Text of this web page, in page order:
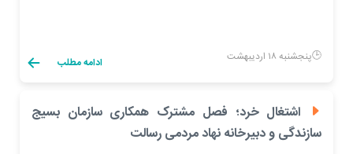
پنجشنبه ۱۸ اردیبهشت ادامه مطلب
اشتغال خرد؛ فصل مشترک همکاری سازمان بسیج
سازندگی و دبیرخانه نهاد مردمی رسالت